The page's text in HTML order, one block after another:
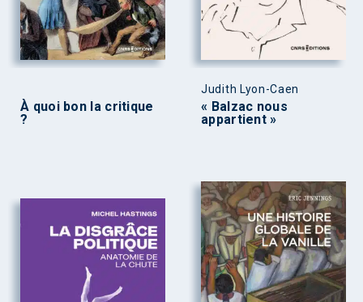
À quoi bon la critique
?
Judith Lyon-Caen
« Balzac nous
appartient »